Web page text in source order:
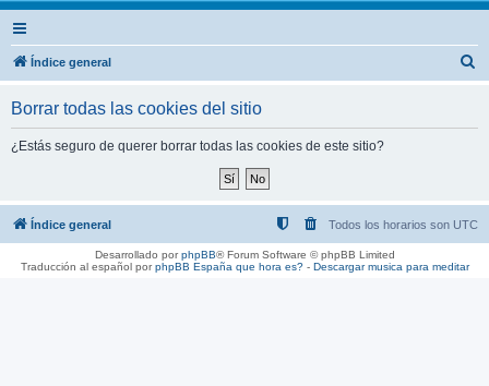
Índice general
Borrar todas las cookies del sitio
¿Estás seguro de querer borrar todas las cookies de este sitio?
Índice general Todos los horarios son UTC
Desarrollado porphpBB® Forum Software © phpBB Limited
Traducción al español porphpBB España que hora es?- Descargar musica para meditar